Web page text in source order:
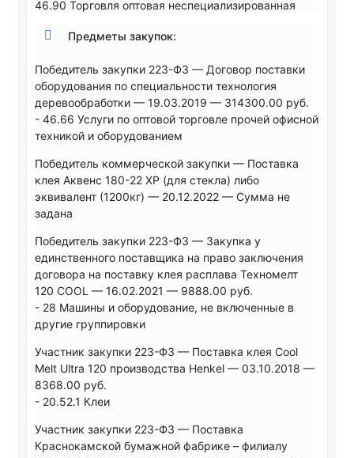
46.90 Торговля оптовая неспециализированная
Предметы закупок:
Победитель закупки 223-ФЗ — Договор поставки
оборудования по специальности технология
деревообработки — 19.03.2019 — 314300.00 руб.
- 46.66 Услуги по оптовой торговле прочей офисной
техникой и оборудованием
Победитель коммерческой закупки — Поставка
клея Аквенс 180-22 ХР (для стекла) либо
эквивалент (1200кг) — 20.12.2022 — Сумма не
задана
Победитель закупки 223-ФЗ — Закупка у
единственного поставщика на право заключения
договора на поставку клея расплава Техномелт
120 COOL — 16.02.2021 — 9888.00 руб.
- 28 Машины и оборудование, не включенные в
другие группировки
Участник закупки 223-ФЗ — Поставка клея Cool
Melt Ultra 120 производства Henkel — 03.10.2018 —
8368.00 руб.
- 20.52.1 Клеи
Участник закупки 223-ФЗ — Поставка
Краснокамской бумажной фабрике – филиалу